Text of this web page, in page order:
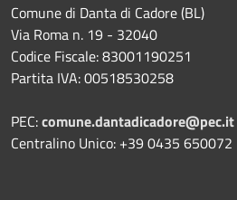
Comune di Danta di Cadore (BL)
Via Roma n. 19 - 32040
Codice Fiscale: 83001190251
Partita IVA: 00518530258
PEC:comune.dantadicadore@pec.it
Centralino Unico: +39 0435 650072